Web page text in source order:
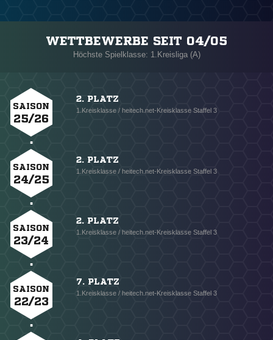
WETTBEWERBE SEIT 04/05
Höchste Spielklasse: 1.Kreisliga (A)
SAISON
25/26
2. PLATZ
1.Kreisklasse / heitech.net-Kreisklasse Staffel 3
SAISON
24/25
2. PLATZ
1.Kreisklasse / heitech.net-Kreisklasse Staffel 3
SAISON
23/24
2. PLATZ
1.Kreisklasse / heitech.net-Kreisklasse Staffel 3
SAISON
22/23
7. PLATZ
1.Kreisklasse / heitech.net-Kreisklasse Staffel 3